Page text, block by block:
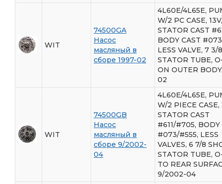
WIT
74500GA
Насос
масляный в
сборе 1997-02
4L60E/4L65E,
W/2 PC CASE, 13V,
STATOR CAST
BODY CAST
LESS VALVE, 7 3/
STATOR TUBE,
ON OUTER
02
WIT
74500GB
Насос
масляный в
сборе 9/2002-
04
4L60E/4L65E,
W/2 PIECE CASE,
STATOR CAST
#611/#705, BODY
#073/#555, LESS
VALVES, 6 7/8
STATOR TUBE,
TO REAR
9/2002-04